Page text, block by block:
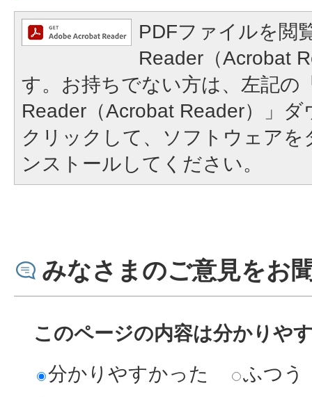
PDFファイルを閲
Reader（Acrobat
す。お持ちでない方は、左記の
Reader（Acrobat Reader）」
クリックして、ソフトウェア
ンストールしてください。
みなさまのご意見をお
このページの内容は分かりや
分かりやすかった
ふつう